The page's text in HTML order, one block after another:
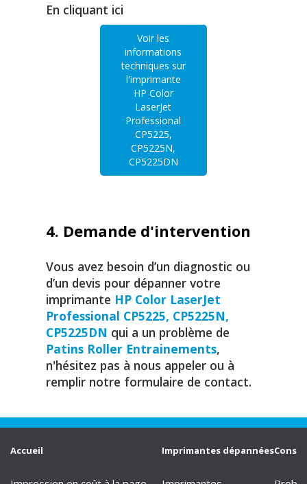
En cliquant ici
Voir les
informations
techniques sur
l'imprimante
HP Color
LaserJet
Professional
CP5225,
CP5225N,
CP5225DN
4. Demande d'intervention
Vous avez besoin d’un diagnostic ou
d’un devis pour dépanner votre
imprimante HP Color LaserJet
Professional CP5225, CP5225N,
CP5225DN qui a un problème de
Patins Roller Entrainements,
n'hésitez pas à nous appeler ou à
remplir notre formulaire de contact.
Accueil Imprimantes dépannées